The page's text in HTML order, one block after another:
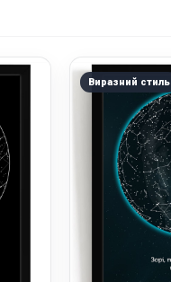
Виразний стиль